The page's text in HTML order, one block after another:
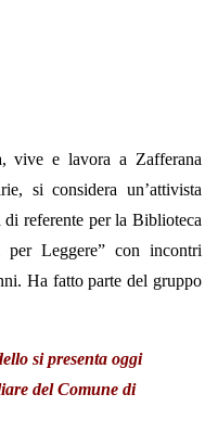
vive e lavora a Zafferana
si considera un’attivista
referente per la Biblioteca
Leggere” con incontri
Ha fatto parte del gruppo
si presenta oggi
del Comune di